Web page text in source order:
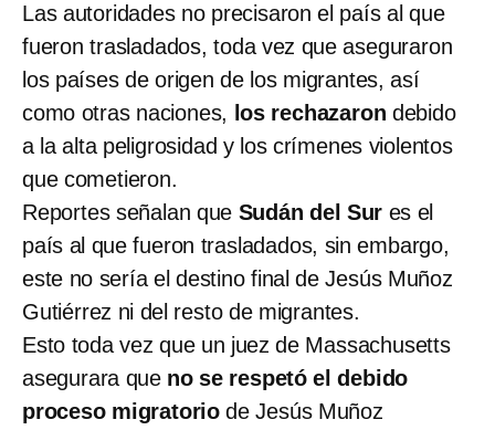
Las autoridades no precisaron el país al que
fueron trasladados, toda vez que aseguraron
los países de origen de los migrantes, así
como otras naciones, los rechazaron debido
a la alta peligrosidad y los crímenes violentos
que cometieron.
Reportes señalan que Sudán del Sur es el
país al que fueron trasladados, sin embargo,
este no sería el destino final de Jesús Muñoz
Gutiérrez ni del resto de migrantes.
Esto toda vez que un juez de Massachusetts
asegurara que no se respetó el debido
proceso migratorio de Jesús Muñoz